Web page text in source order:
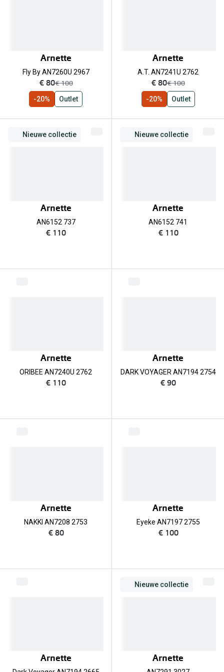
Arnette
Fly By AN7260U 2967
nu:
€ 80was:
€ 100
-20% Outlet
Arnette
A.T. AN7241U 2762
nu:
€ 80was:
€ 100
-20% Outlet
Nieuwe collectie
Arnette
AN6152 737
€ 110
Nieuwe collectie
Arnette
AN6152 741
€ 110
Arnette
ORIBEE AN7240U 2762
€ 110
Arnette
DARK VOYAGER AN7194 2754
€ 90
Arnette
NAKKI AN7208 2753
€ 80
Arnette
Eyeke AN7197 2755
€ 100
Arnette
Nieuwe collectie
Arnette